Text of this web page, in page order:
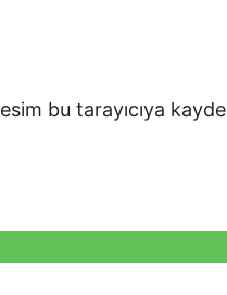
bu tarayıcıya